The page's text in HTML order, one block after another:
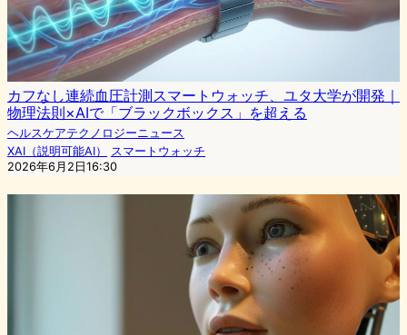
カフなし連続血圧計測スマートウォッチ、ユタ大学が開発｜
物理法則×AIで「ブラックボックス」を超える
ヘルスケアテクノロジーニュース
XAI（説明可能AI）
スマートウォッチ
2026年6月2日16:30